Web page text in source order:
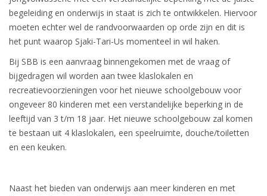
begeleiding en onderwijs in staat is zich te ontwikkelen. Hiervoor
moeten echter wel de randvoorwaarden op orde zijn en dit is
het punt waarop Sjaki-Tari-Us momenteel in wil haken.
Bij SBB is een aanvraag binnengekomen met de vraag of
bijgedragen wil worden aan twee klaslokalen en
recreatievoorzieningen voor het nieuwe schoolgebouw voor
ongeveer 80 kinderen met een verstandelijke beperking in de
leeftijd van 3 t/m 18 jaar. Het nieuwe schoolgebouw zal komen
te bestaan uit 4 klaslokalen, een speelruimte, douche/toiletten
en een keuken.
Naast het bieden van onderwijs aan meer kinderen en met